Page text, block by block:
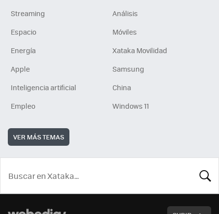
Streaming
Análisis
Espacio
Móviles
Energía
Xataka Movilidad
Apple
Samsung
Inteligencia artificial
China
Empleo
Windows 11
VER MÁS TEMAS